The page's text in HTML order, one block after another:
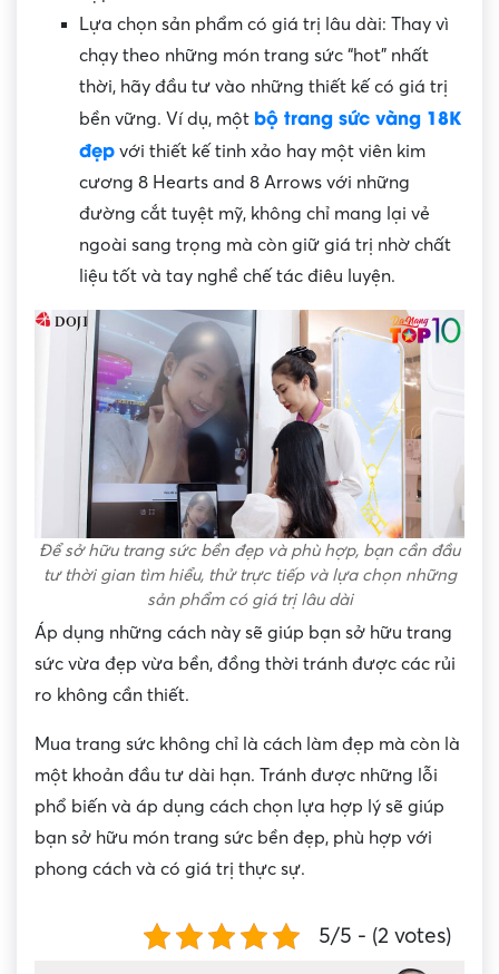
Lựa chọn sản phẩm có giá trị lâu dài: Thay vì
chạy theo những món trang sức “hot” nhất
thời, hãy đầu tư vào những thiết kế có giá trị
bền vững. Ví dụ, một bộ trang sức vàng 18K
đẹp với thiết kế tinh xảo hay một viên kim
cương 8 Hearts and 8 Arrows với những
đường cắt tuyệt mỹ, không chỉ mang lại vẻ
ngoài sang trọng mà còn giữ giá trị nhờ chất
liệu tốt và tay nghề chế tác điêu luyện.
Để sở hữu trang sức bền đẹp và phù hợp, bạn cần đầu
tư thời gian tìm hiểu, thử trực tiếp và lựa chọn những
sản phẩm có giá trị lâu dài
Áp dụng những cách này sẽ giúp bạn sở hữu trang
sức vừa đẹp vừa bền, đồng thời tránh được các rủi
ro không cần thiết.
Mua trang sức không chỉ là cách làm đẹp mà còn là
một khoản đầu tư dài hạn. Tránh được những lỗi
phổ biến và áp dụng cách chọn lựa hợp lý sẽ giúp
bạn sở hữu món trang sức bền đẹp, phù hợp với
phong cách và có giá trị thực sự.
5/5 - (2 votes)